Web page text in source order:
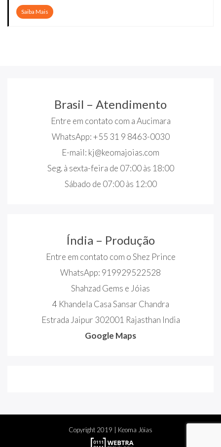
Saiba Mais
Brasil – Atendimento
Entre em contato com a Aucimara
WhatsApp: +55 31 9 8463-0030
E-mail: kj@keomajoias.com
Seg. à sexta-feira de 07:00 às 18:00
Sábado de 07:00 às 12:00
Índia – Produção
Entre em contato com o Shez Prince
WhatsApp: 919929522528
Shahzad Gems e Jóias
4 Khandela Casa Sansar Chandra
Estrada Jaipur 302001 Rajasthan India
Google Maps
Copyright 2019 | Keoma Jóias